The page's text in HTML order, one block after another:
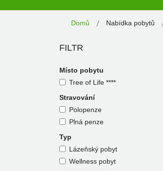
Domů Nabídka pobytů
FILTR
Místo pobytu
Tree of Life ****
Stravování
Polopenze
Plná penze
Typ
Lázeňský pobyt
Wellness pobyt